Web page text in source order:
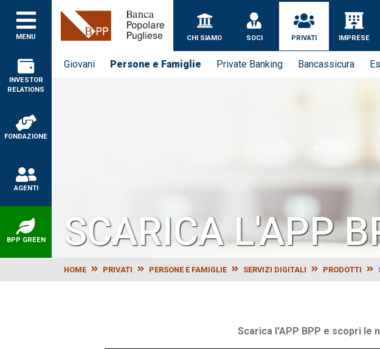
MENU
Banca Popolare Pugliese
CHI SIAMO SOCI PRIVATI IMPRESE
Giovani Persone e Famiglie Private Banking Bancassicura
INVESTOR
RELATIONS
FONDAZIONE
AGENTI
BPP GREEN SCARICA L'APP
HOME PRIVATI PERSONE E FAMIGLIE SERVIZI DIGITALI PRODOTTI
Scarica l'APP BPP e scopri le